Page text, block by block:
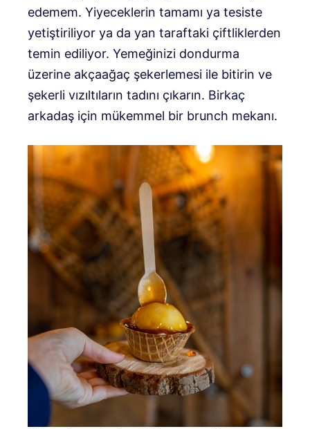
edemem. Yiyeceklerin tamamı ya tesiste
yetiştiriliyor ya da yan taraftaki çiftliklerden
temin ediliyor. Yemeğinizi dondurma
üzerine akçaağaç şekerlemesi ile bitirin ve
şekerli vızıltıların tadını çıkarın. Birkaç
arkadaş için mükemmel bir brunch mekanı.